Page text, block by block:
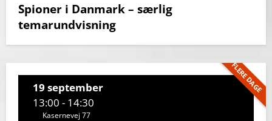
Spioner i Danmark – særlig
temarundvisning
FLERE DAGE
19 september
13:00 - 14:30
Kasernevej 77